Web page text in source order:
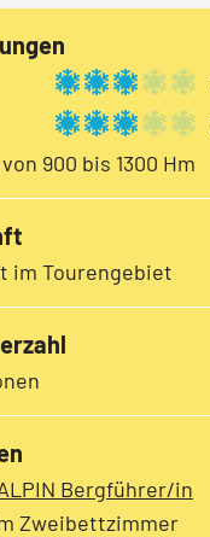
900 bis 1300 Hm
im Tourengebiet
ALPIN Bergführer/in
Zweibettzimmer